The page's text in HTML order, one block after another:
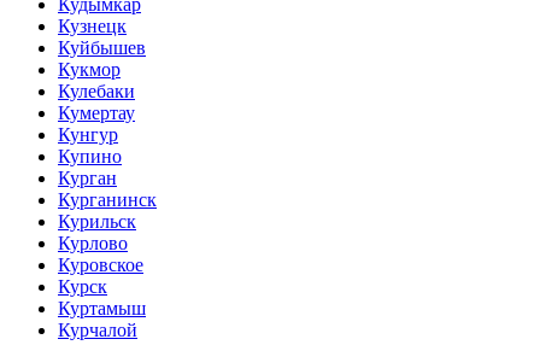
Кудымкар
Кузнецк
Куйбышев
Кукмор
Кулебаки
Кумертау
Кунгур
Купино
Курган
Курганинск
Курильск
Курлово
Куровское
Курск
Куртамыш
Курчалой